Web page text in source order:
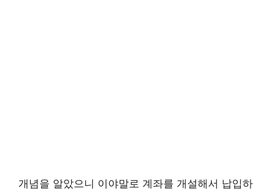
개념을 알았으니 이야말로 계좌를 개설해서 납입하